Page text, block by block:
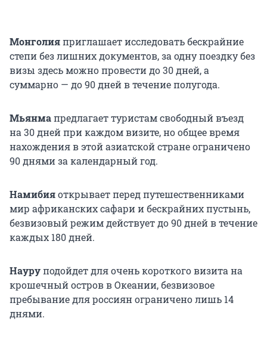
Монголияприглашает исследовать бескрайние
степи без лишних документов, за одну поездку без
визы здесь можно провести до 30 дней, а
суммарно — до 90 дней в течение полугода.
Мьянмапредлагает туристам свободный въезд
на 30 дней при каждом визите, но общее время
нахождения в этой азиатской стране ограничено
90 днями за календарный год.
Намибияоткрывает перед путешественниками
мир африканских сафари и бескрайних пустынь,
безвизовый режим действует до 90 дней в течение
каждых 180 дней.
Науруподойдет для очень короткого визита на
крошечный остров в Океании, безвизовое
пребывание для россиян ограничено лишь 14
днями.